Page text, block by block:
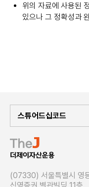
위의 자료에 사용된
있으나 그 정확성과
(07330) 서울특별시 영
신영증권 별관빌딩 11층